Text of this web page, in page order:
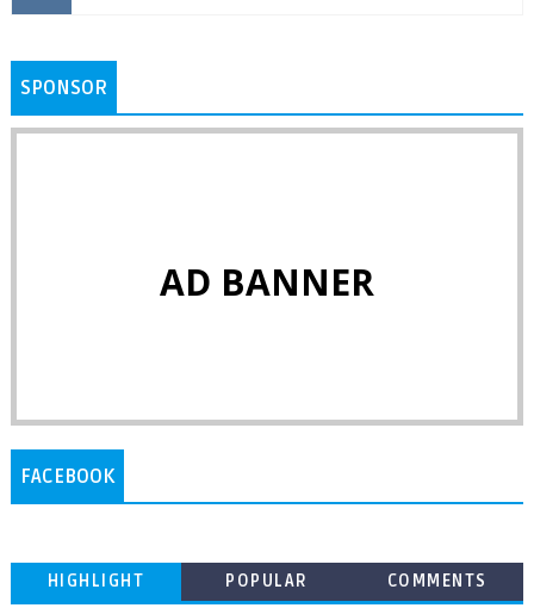
SPONSOR
AD BANNER
FACEBOOK
HIGHLIGHT POPULAR COMMENTS